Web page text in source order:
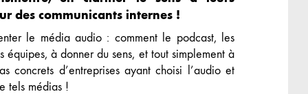
des communicants internes !
le média audio : comment le podcast, les
à donner du sens, et tout simplement à
concrets d’entreprises ayant choisi l’audio et
tels médias !